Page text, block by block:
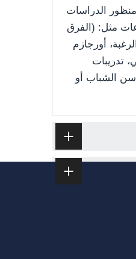
الدراسات
مثل: (الفرق
أورجازم
تدريبات
سن الشباب أو